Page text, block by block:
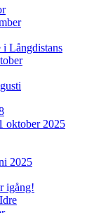
i Långdistans
oktober 2025
2025
igång!